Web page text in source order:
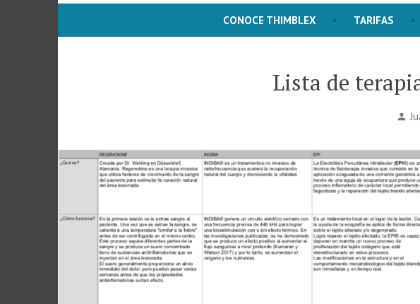
CONOCE THIMBLEX TARIFAS
Lista de